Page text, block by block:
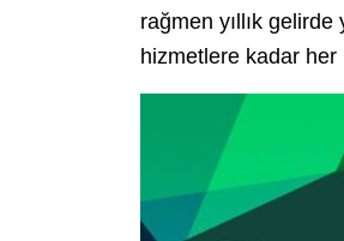
rağmen yıllık
hizmetlere kadar her